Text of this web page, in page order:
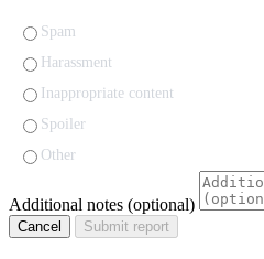
Spam
Harassment
Inappropriate content
Spoiler
Other
Additional notes (optional)
Cancel Submit report